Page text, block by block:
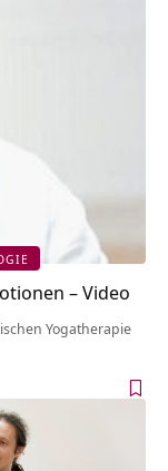
– Video
Yogatherapie